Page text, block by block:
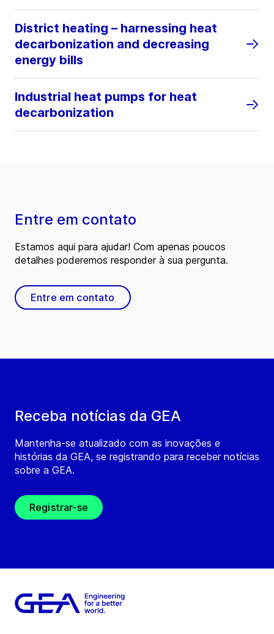
District heating – harnessing heat
decarbonization and decreasing
energy bills
Industrial heat pumps for heat
decarbonization
Receba notícias da GEA
Mantenha-se atualizado com as inovações e
histórias da GEA, se registrando para receber notícias
sobre a GEA.
Registrar-se
Entre em contato
Estamos aqui para ajudar! Com apenas poucos
detalhes poderemos responder à sua pergunta.
Entre em contato